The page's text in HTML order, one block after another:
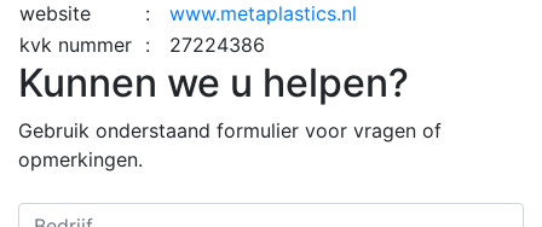
website
:
www.metaplastics.nl
kvk nummer : 27224386
Kunnen we u helpen?
Gebruik onderstaand formulier voor vragen of
opmerkingen.